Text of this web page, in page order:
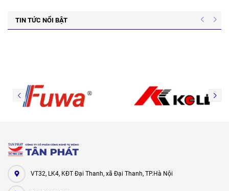
TIN TỨC NỔI BẬT
VT32, LK4, KĐT Đại Thanh, xã Đại Thanh, TP.Hà Nội